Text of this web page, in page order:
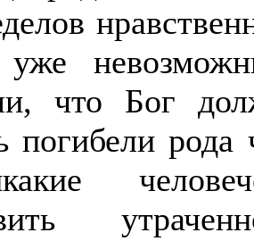
уже
что Бог
погибели